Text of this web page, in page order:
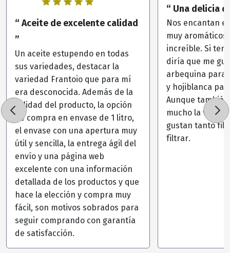
“ Aceite de excelente calidad
”
Un aceite estupendo en todas
sus variedades, destacar la
variedad Frantoio que para mí
era desconocida. Además de la
calidad del producto, la opción
de compra en envase de 1 litro,
el envase con una apertura muy
útil y sencilla, la entrega ágil del
envío y una página web
excelente con una información
detallada de los productos y que
hace la elección y compra muy
fácil, son motivos sobrados para
seguir comprando con garantía
de satisfacción.
“ Una delicia
Nos encantan
muy
increíble. Si
diría que me
arbequina para
y hojiblanca
Aunque
mucho la
gustan tanto
filtrar.